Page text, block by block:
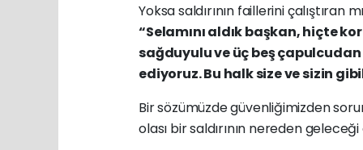
Yoksa saldırının faillerini çalıştıran
“Selamını aldık başkan, hiçte
sağduyulu ve üç beş
ediyoruz. Bu halk size ve sizin
Bir sözümüzde güvenliğimizden
olası bir saldırının nereden